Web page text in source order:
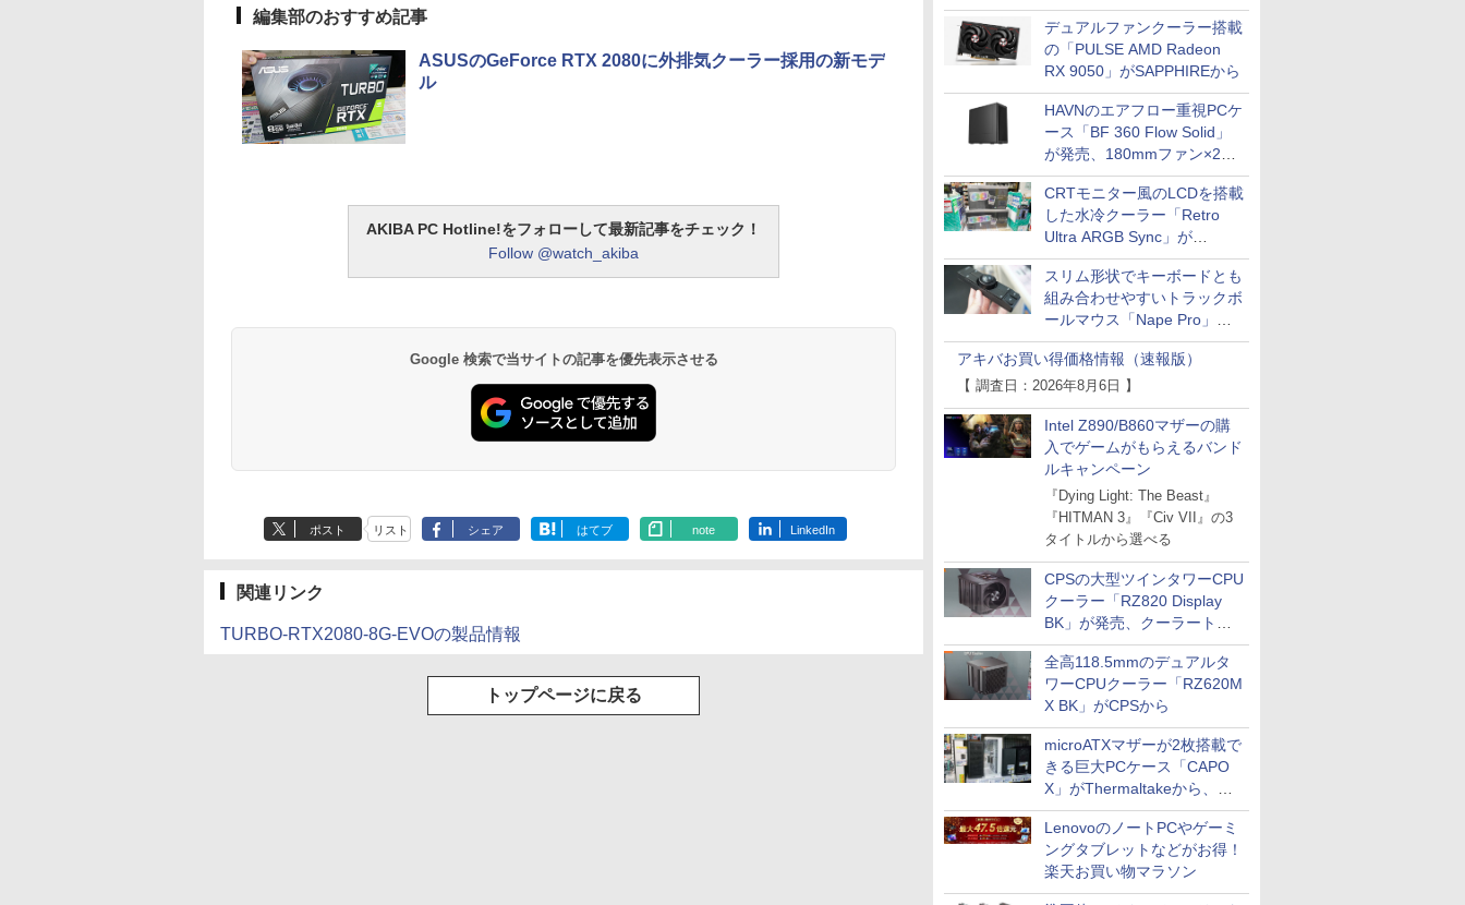
開発
デュアルファンクーラー搭載
の「PULSE AMD Radeon
RX 9050」がSAPPHIREから
HAVNのエアフロー重視PCケ
ース「BF 360 Flow Solid」
が発売、180mmファン×2搭
載
CRTモニター風のLCDを搭載
した水冷クーラー「Retro
Ultra ARGB Sync」が
Thermaltakeから
スリム形状でキーボードとも
組み合わせやすいトラックボ
ールマウス「Nape Pro」が
Keychronから
アキバお買い得価格情報（速報版）
【 調査日：2026年8月6日 】
Intel Z890/B860マザーの購
入でゲームがもらえるバンド
ルキャンペーン
『Dying Light: The Beast』
『HITMAN 3』『Civ VII』の3
タイトルから選べる
CPSの大型ツインタワーCPU
クーラー「RZ820 Display
BK」が発売、クーラートッ
プに5インチ液晶搭載
全高118.5mmのデュアルタ
ワーCPUクーラー「RZ620M
X BK」がCPSから
microATXマザーが2枚搭載で
きる巨大PCケース「CAPO
X」がThermaltakeから、カ
ラーは2色
LenovoのノートPCやゲーミ
ングタブレットなどがお得！
楽天お買い物マラソン
編集部のおすすめ記事
ASUSのGeForce RTX 2080に外排気クーラー採用の新モデ
ル
AKIBA PC Hotline!をフォローして最新記事をチェック！
Follow @watch_akiba
Google 検索で当サイトの記事を優先表示させる
ポスト リスト シェア はてブ note LinkedIn
関連リンク
TURBO-RTX2080-8G-EVOの製品情報
トップページに戻る